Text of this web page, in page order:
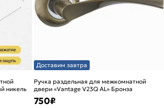
никель
Доставим завтра
Ручка раздельная для межкомнатной
двери «Vantage V23Q AL» Бронза
750₽